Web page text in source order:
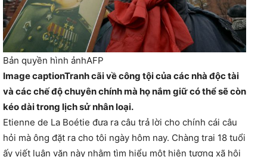
Bản quyền hình ảnhAFP
Image captionTranh cãi về công tội của các nhà độc tài
và các chế độ chuyên chính mà họ nắm giữ có thể sẽ còn
kéo dài trong lịch sử nhân loại.
Etienne de La Boétie đưa ra câu trả lời cho chính cái câu
hỏi mà ông đặt ra cho tôi ngày hôm nay. Chàng trai 18 tuổi
ấy viết luận văn này nhằm tìm hiểu một hiện tượng xã hội